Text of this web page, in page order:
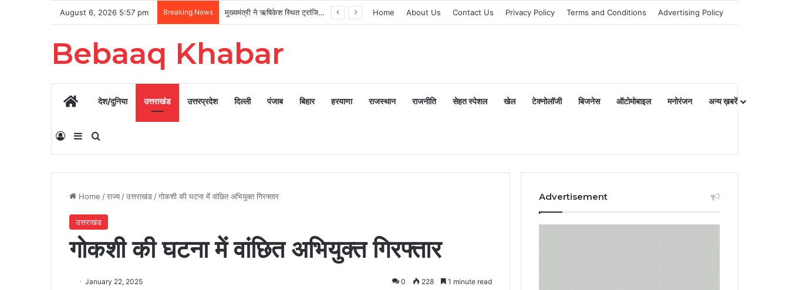
August 6, 2026 5:57 pm Breaking News मुख्यमंत्री ने ऋषिकेश स्थित ट्रांजिट कैंप का किया औचक निरीक्षण Home About Us Contact Us Privacy Policy Terms and Conditions Advertising Policy
Bebaaq Khabar
Homeदेश/दुनिया उत्तराखंड उत्तरप्रदेश दिल्ली पंजाब बिहार हरयाणा राजस्थान राजनीति सेहत स्पेशल खेल टेक्नोलॉजी बिजनेस ऑटोमोबाइल मनोरंजन अन्य ख़बरें
Log InSidebarSearch for
Home /राज्य /उत्तराखंड /गोकशी की घटना में वांछित अभियुक्त गिरफ्तार
उत्तराखंड
गोकशी की घटना में वांछित अभियुक्त गिरफ्तार
January 22, 2025 0 228 1 minute read
Advertisement